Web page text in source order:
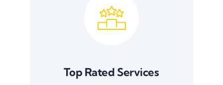
Top Rated Services